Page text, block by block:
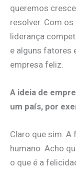
queremos
resolver. Com
liderança
e alguns fatores
empresa feliz.
A ideia de
um país, por
​Claro que sim. A
humano. Acho
o que é a